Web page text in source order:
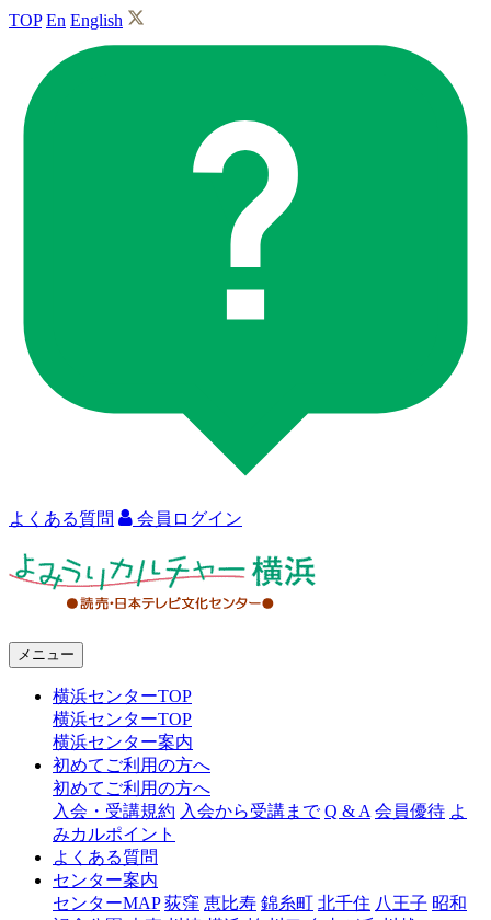
TOP En English
よくある質問 会員ログイン
ャ
メニュー
横浜センターTOP
横浜センターTOP
横浜センター案内
初めてご利用の方へ
初めてご利用の方へ
入会・受講規約 入会から受講まで Q & A 会員優待 よ
みカルポイント
よくある質問
センター案内
センターMAP 荻窪 恵比寿 錦糸町 北千住 八王子 昭和